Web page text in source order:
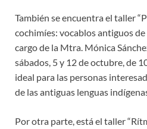
También se encuentra el taller
cochimíes: vocablos antiguos de
cargo de la Mtra. Mónica
sábados, 5 y 12 de octubre, de
ideal para las personas
de las antiguas lenguas
Por otra parte, está el taller